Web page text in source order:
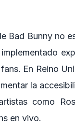
Bad Bunny no
En Reino
la
como
en vivo.